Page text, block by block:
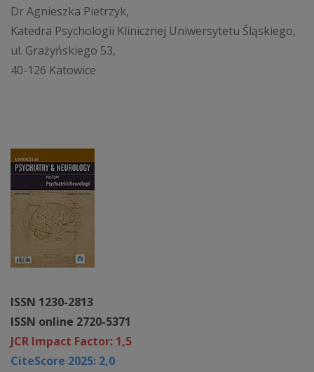
ISSN 1230-2813
ISSN online 2720-5371
JCR Impact Factor: 1,5
CiteScore 2025: 2,0
Dr Agnieszka Pietrzyk,
Katedra Psychologii Klinicznej Uniwersytetu Śląskiego,
ul. Grażyńskiego 53,
40-126 Katowice